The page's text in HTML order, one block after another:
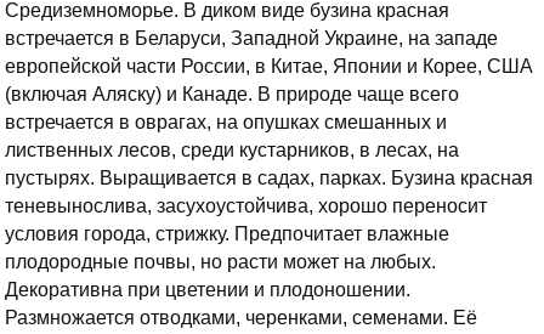
Средиземноморье. В диком виде бузина красная
встречается в Беларуси, Западной Украине, на западе
европейской части России, в Китае, Японии и Корее, США
(включая Аляску) и Канаде. В природе чаще всего
встречается в оврагах, на опушках смешанных и
лиственных лесов, среди кустарников, в лесах, на
пустырях. Выращивается в садах, парках. Бузина красная
теневынослива, засухоустойчива, хорошо переносит
условия города, стрижку. Предпочитает влажные
плодородные почвы, но расти может на любых.
Декоративна при цветении и плодоношении.
Размножается отводками, черенками, семенами. Её